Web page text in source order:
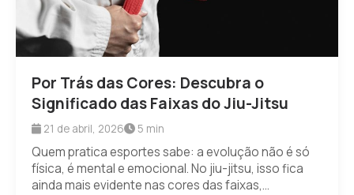
Por Trás das Cores: Descubra o
Significado das Faixas do Jiu-Jitsu
21 de abril, 2026 5 min
Quem pratica esportes sabe: a evolução não é só
física, é mental e emocional. No jiu-jitsu, isso fica
ainda mais evidente nas cores das faixas,...